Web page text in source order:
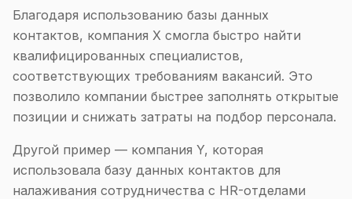
Благодаря использованию базы данных
контактов, компания X смогла быстро найти
квалифицированных специалистов,
соответствующих требованиям вакансий. Это
позволило компании быстрее заполнять открытые
позиции и снижать затраты на подбор персонала.
Другой пример — компания Y, которая
использовала базу данных контактов для
налаживания сотрудничества с HR-отделами